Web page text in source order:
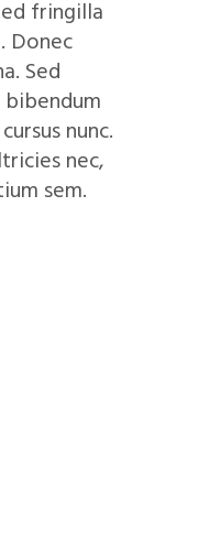
fringilla
Donec
Sed
nunc.
nec,
sem.